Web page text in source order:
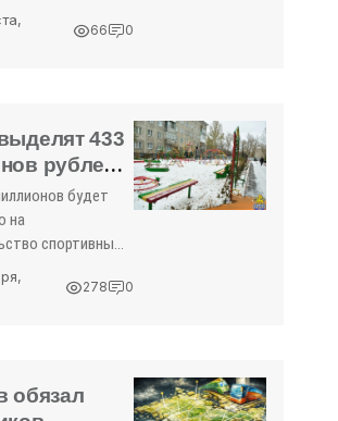
получат
проезда
66 0
433
рублей
будет
на
спортивных
Симферополь, 15
Крым. Республика
278 0
обязал